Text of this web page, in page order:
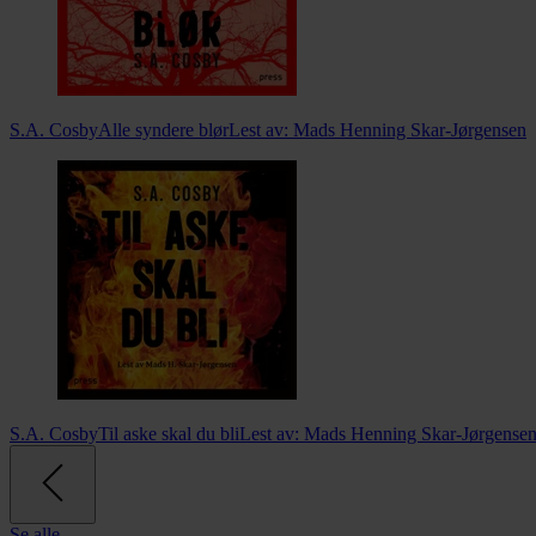
S.A. CosbyAlle syndere blørLest av: Mads Henning Skar-Jørgensen
S.A. CosbyTil aske skal du bliLest av: Mads Henning Skar-Jørgensen